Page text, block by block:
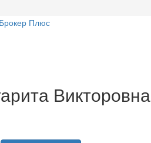
Брокер Плюс
Викторовна